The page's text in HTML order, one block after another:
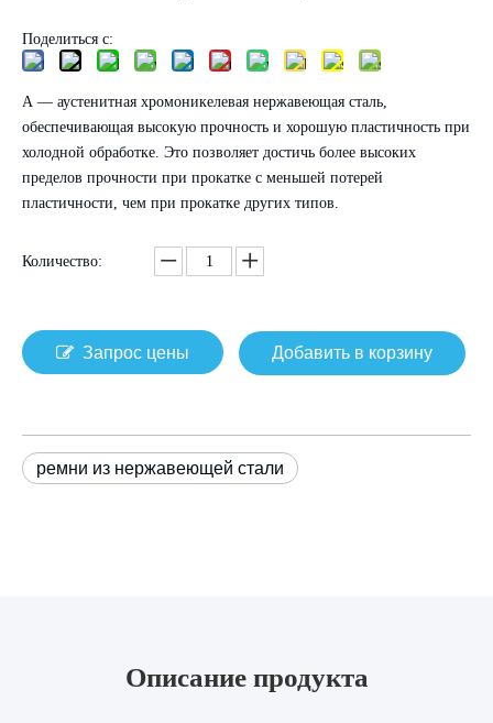
Поделиться с:
А — аустенитная хромоникелевая нержавеющая сталь,
обеспечивающая высокую прочность и хорошую пластичность при
холодной обработке. Это позволяет достичь более высоких
пределов прочности при прокатке с меньшей потерей
пластичности, чем при прокатке других типов.
Количество:
Запрос цены Добавить в корзину
ремни из нержавеющей стали
Описание продукта